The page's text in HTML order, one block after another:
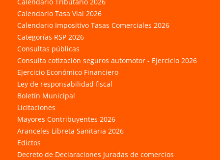
Calendario Tasa Vial 2026
Calendario Impositivo Tasas Comerciales 2026
Categorías RSP 2026
Consultas públicas
Consulta cotización seguros automotor - Ejercicio 2026
Ejercicio Económico Financiero
Ley de responsabilidad fiscal
Boletín Municipal
Licitaciones
Mayores Contribuyentes 2026
Aranceles Libreta Sanitaria 2026
Edictos
Decreto de Declaraciones Juradas de comercios